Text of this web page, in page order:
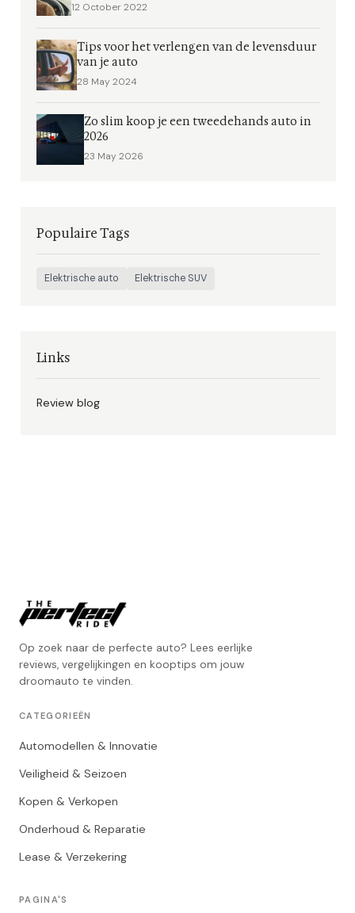
12 October 2022
Tips voor het verlengen van de levensduur
van je auto
28 May 2024
Zo slim koop je een tweedehands auto in
2026
23 May 2026
Populaire Tags
Elektrische auto Elektrische SUV
Links
Review blog
Op zoek naar de perfecte auto? Lees eerlijke
reviews, vergelijkingen en kooptips om jouw
droomauto te vinden.
CATEGORIEËN
Automodellen & Innovatie
Veiligheid & Seizoen
Kopen & Verkopen
Onderhoud & Reparatie
Lease & Verzekering
PAGINA'S